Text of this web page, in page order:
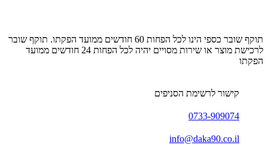
תוקף שובר כספי הינו לכל הפחות 60 חודשים ממועד הפקתו. תוקף שובר
לרכישת מוצר או שירות מסויים יהיה לכל הפחות 24 חודשים ממועד
הפקתו
קישור לרשימת הסניפים
0733-909074
info@daka90.co.il